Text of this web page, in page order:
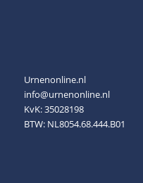
Urnenonline.nl
info@urnenonline.nl
KvK: 35028198
BTW: NL8054.68.444.B01